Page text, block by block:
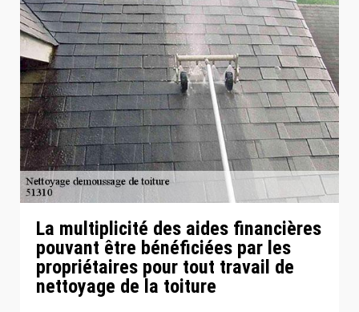
La multiplicité des aides financières
pouvant être bénéficiées par les
propriétaires pour tout travail de
nettoyage de la toiture